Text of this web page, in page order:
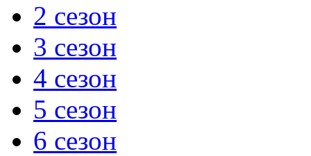
2 сезон
3 сезон
4 сезон
5 сезон
6 сезон